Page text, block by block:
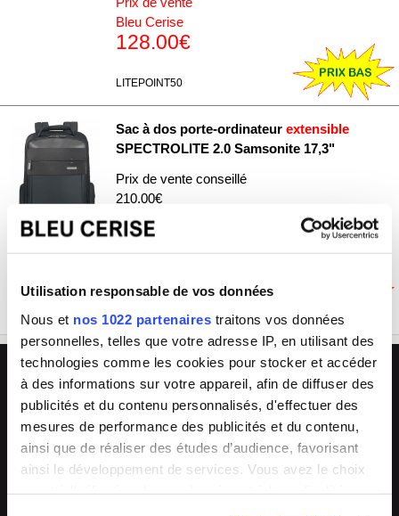
Utilisation responsable de vos données
Nous et nos 1022 partenaires traitons vos données
personnelles, telles que votre adresse IP, en utilisant des
technologies comme les cookies pour stocker et accéder
à des informations sur votre appareil, afin de diffuser des
publicités et du contenu personnalisés, d'effectuer des
mesures de performance des publicités et du contenu,
ainsi que de réaliser des études d’audience, favorisant
ainsi le développement de services. Vous avez le choix
Bleu Cerise
128.00€
LITEPOINT50
Sac à dos porte-ordinateur extensible
SPECTROLITE 2.0 Samsonite 17,3"
Prix de vente conseillé
210.00€
Prix de vente
Bleu Cerise
168.00€
L'avantage Bleu Cerise
🏪
Grand Sud-Est de la France
💬
Conseils experts
en boutique & en ligne
🔧 🔄